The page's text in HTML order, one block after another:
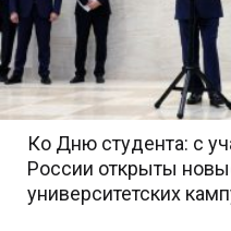
Ко Дню студента: с
России открыты
университетских